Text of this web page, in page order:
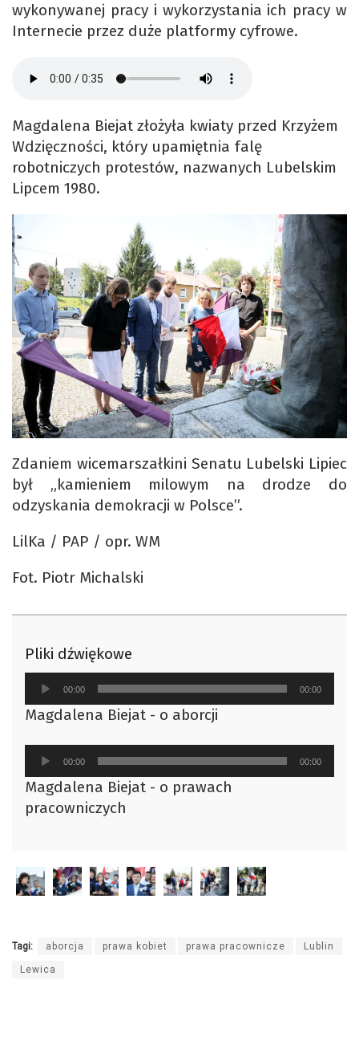
wykonywanej pracy i wykorzystania ich pracy w
Internecie przez duże platformy cyfrowe.
Magdalena Biejat złożyła kwiaty przed Krzyżem
Wdzięczności, który upamiętnia falę
robotniczych protestów, nazwanych Lubelskim
Lipcem 1980.
Zdaniem wicemarszałkini Senatu Lubelski Lipiec
był „kamieniem milowym na drodze do
odzyskania demokracji w Polsce”.
LilKa / PAP / opr. WM
Fot. Piotr Michalski
Pliki dźwiękowe
Odtwarzacz
plików
dźwiękowych
00:00 00:00
Magdalena Biejat - o aborcji
Odtwarzacz
plików
dźwiękowych
00:00 00:00
Magdalena Biejat - o prawach
pracowniczych
Tagi: aborcja prawa kobiet prawa pracownicze Lublin
Lewica